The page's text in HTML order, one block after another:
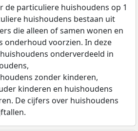
de particuliere huishoudens op 1
huishoudens bestaan uit
die alleen of samen wonen en
onderhoud voorzien. In deze
onderverdeeld in
zonder kinderen,
kinderen en huishoudens
De cijfers over huishoudens